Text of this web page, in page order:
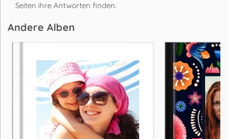
Seiten ihre Antworten finden.
Andere Alben